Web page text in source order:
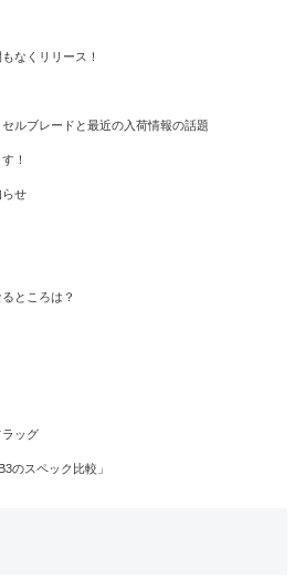
なくリリース！
ルブレードと最近の入荷情報の話題
！
らせ
ところは？
ッグ
のスペック比較」